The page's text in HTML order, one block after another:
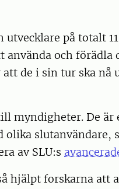
på totalt
och förädla
de i sin tur ska
myndigheter. De är
slutanvändare,
av SLU:s
hjälpt forskarna att